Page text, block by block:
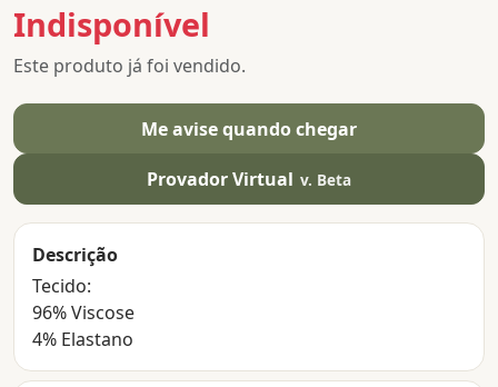
Indisponível
Este produto já foi vendido.
Me avise quando chegar
Provador Virtual v. Beta
Descrição
Tecido:
96% Viscose
4% Elastano